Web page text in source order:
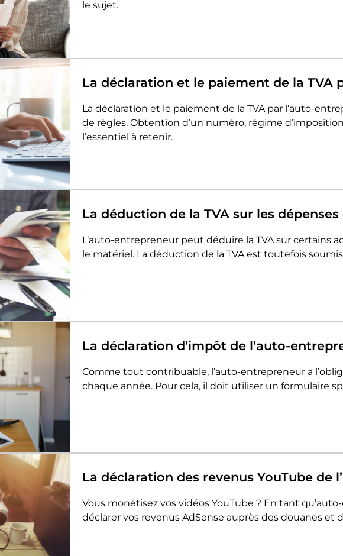
le sujet.
La déclaration et le paiement de la TVA
La déclaration et le paiement de la TVA par l’auto-
de règles. Obtention d’un numéro, régime
l’essentiel à retenir.
La déduction de la TVA sur les
L’auto-entrepreneur peut déduire la TVA sur certains
le matériel. La déduction de la TVA est toutefois
La déclaration d’impôt de l’auto-
Comme tout contribuable, l’auto-entrepreneur a
chaque année. Pour cela, il doit utiliser un formulaire
La déclaration des revenus YouTube de
Vous monétisez vos vidéos YouTube ? En tant
déclarer vos revenus AdSense auprès des douanes et